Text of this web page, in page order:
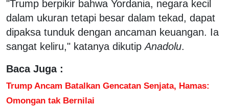
"Trump berpikir bahwa Yordania, negara kecil
dalam ukuran tetapi besar dalam tekad, dapat
dipaksa tunduk dengan ancaman keuangan. Ia
sangat keliru," katanya dikutipAnadolu.
Baca Juga :
Trump Ancam Batalkan Gencatan Senjata, Hamas:
Omongan tak Bernilai